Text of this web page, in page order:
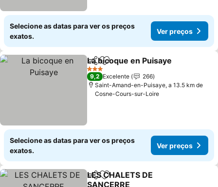
Selecione as datas para ver os preços
exatos.
Ver preços
PartilharAdicionar aos favoritos
La bicoque en Puisaye
3 Estrelas
9,2 Excelente
266
Saint-Amand-en-Puisaye, a 13.5 km de
Cosne-Cours-sur-Loire
Selecione as datas para ver os preços
exatos.
Ver preços
PartilharAdicionar aos favoritos
LES CHALETS DE
SANCERRE